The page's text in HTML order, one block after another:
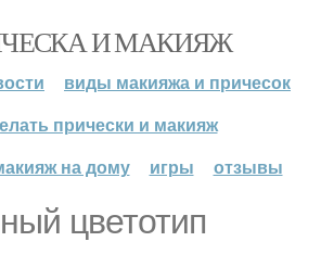
И МАКИЯЖ
виды макияжа и причесок
прически и макияж
на дому
игры отзывы
цветотип